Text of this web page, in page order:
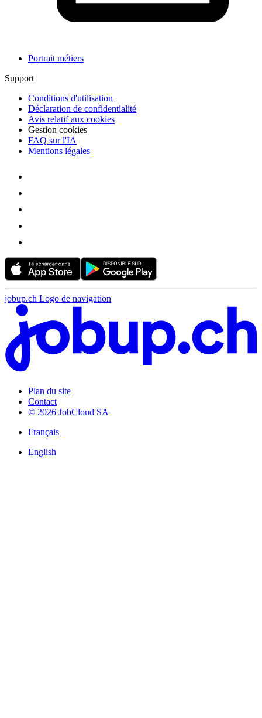
Portrait métiers
Support
Conditions d'utilisation
Déclaration de confidentialité
Avis relatif aux cookies
Gestion cookies
FAQ sur l'IA
Mentions légales
jobup.ch Logo de navigation
Plan du site
Contact
© 2026 JobCloud SA
Français
English